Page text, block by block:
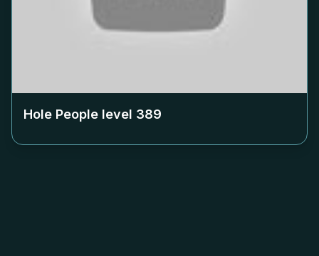
Hole People level 389